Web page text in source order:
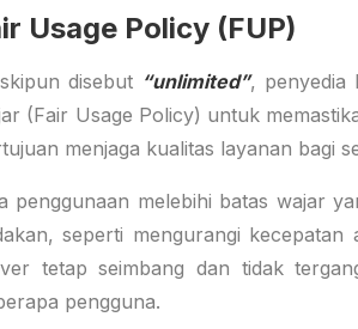
Usage Policy (FUP)
disebut “unlimited”, penyedia
(Fair Usage Policy) untuk
menjaga kualitas layanan bagi
penggunaan melebihi batas wajar
seperti mengurangi
tetap seimbang dan tidak
pengguna.